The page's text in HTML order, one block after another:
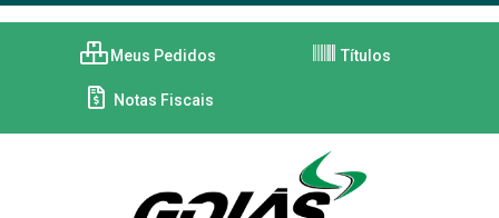
Meus Pedidos Títulos
Notas Fiscais